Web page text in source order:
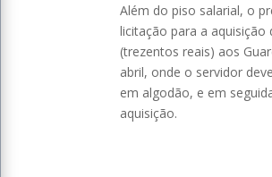
Além do piso salarial, o
licitação para a aquisição
(trezentos reais) aos
abril, onde o servidor
em algodão, e em
aquisição.